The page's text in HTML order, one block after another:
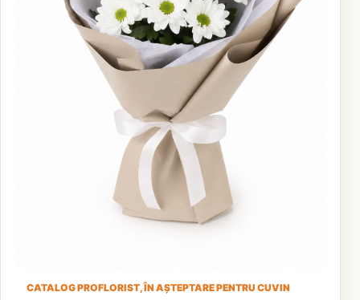
CATALOG PROFLORIST, ÎN AȘTEPTARE PENTRU CUVIN